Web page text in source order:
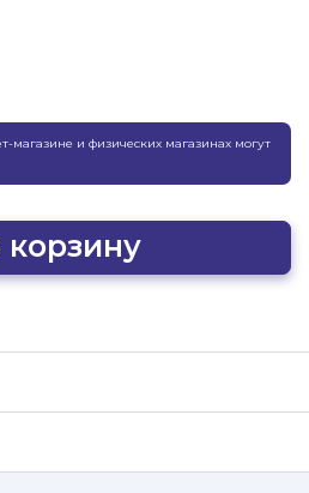
магазине и физических магазинах могут
корзину